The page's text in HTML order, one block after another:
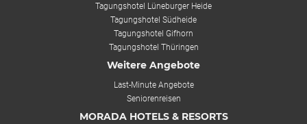
Tagungshotel Lüneburger Heide
Tagungshotel Südheide
Tagungshotel Gifhorn
Tagungshotel Thüringen
Weitere Angebote
Last-Minute Angebote
Seniorenreisen
MORADA HOTELS & RESORTS